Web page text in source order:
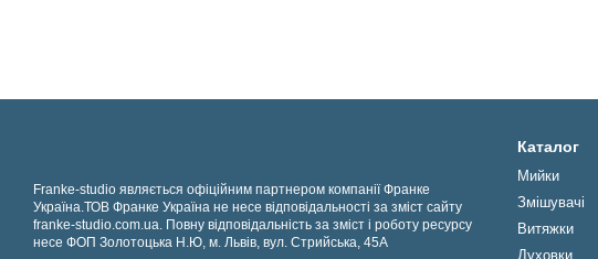
Franke-studio являється офіційним партнером компанії Франке
Україна.ТОВ Франке Україна не несе відповідальності за зміст сайту
franke-studio.com.ua. Повну відповідальність за зміст і роботу ресурсу
несе ФОП Золотоцька Н.Ю, м. Львів, вул. Стрийська, 45А
Каталог
Мийки
Змішувачі
Витяжки
Духовки